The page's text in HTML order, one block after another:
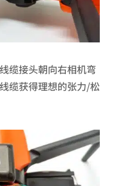
缆接头朝向右相机弯
缆获得理想的张力/松